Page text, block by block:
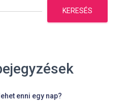
KERESÉS
enni egy nap?